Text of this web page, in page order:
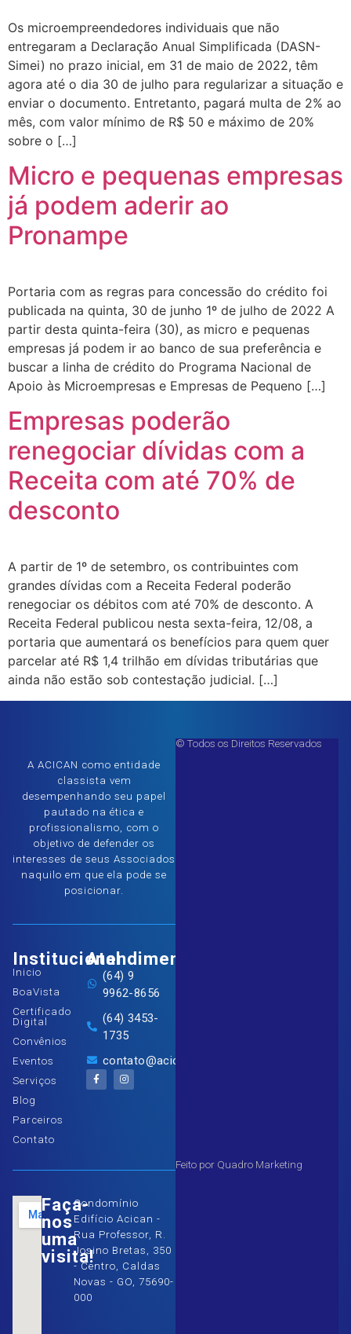
Os microempreendedores individuais que não
entregaram a Declaração Anual Simplificada (DASN-
Simei) no prazo inicial, em 31 de maio de 2022, têm
agora até o dia 30 de julho para regularizar a situação e
enviar o documento. Entretanto, pagará multa de 2% ao
mês, com valor mínimo de R$ 50 e máximo de 20%
sobre o […]
Micro e pequenas empresas
já podem aderir ao
Pronampe
Portaria com as regras para concessão do crédito foi
publicada na quinta, 30 de junho 1º de julho de 2022 A
partir desta quinta-feira (30), as micro e pequenas
empresas já podem ir ao banco de sua preferência e
buscar a linha de crédito do Programa Nacional de
Apoio às Microempresas e Empresas de Pequeno […]
Empresas poderão
renegociar dívidas com a
Receita com até 70% de
desconto
A partir de 1º de setembro, os contribuintes com
grandes dívidas com a Receita Federal poderão
renegociar os débitos com até 70% de desconto. A
Receita Federal publicou nesta sexta-feira, 12/08, a
portaria que aumentará os benefícios para quem quer
parcelar até R$ 1,4 trilhão em dívidas tributárias que
ainda não estão sob contestação judicial. […]
A ACICAN como entidade
classista vem
desempenhando seu papel
pautado na ética e
profissionalismo, com o
objetivo de defender os
interesses de seus Associados
naquilo em que ela pode se
posicionar.
Institucional
Inicio
BoaVista
Certificado
Digital
Convênios
Eventos
Serviços
Blog
Parceiros
Contato
Atendimento
(64) 9
9962-8656
(64) 3453-
1735
contato@acican.com.br
Faça-
nos
uma
visita!
Condomínio
Edifício Acican -
Rua Professor, R.
Josino Bretas, 350
- Centro, Caldas
Novas - GO, 75690-
000
© Todos os Direitos Reservados
Feito por Quadro Marketing